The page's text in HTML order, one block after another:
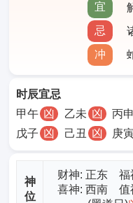
宜
忌
冲
时辰宜忌
戊子 凶 己丑 凶 庚寅
甲午 凶 乙未 凶 丙申
神
位
财神: 正东 福
喜神: 西南 值